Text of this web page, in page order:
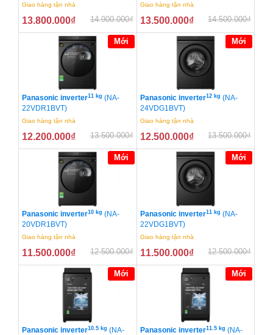
Giao hàng tận nhà
13.800.000₫ 14.900.000₫
Giao hàng tận nhà
13.500.000₫ 14.500.000₫
Mới
Panasonic inverter11 kg (NA-
22VDR1BVT)
Giao hàng tận nhà
12.200.000₫ 13.500.000₫
Mới
Panasonic inverter12 kg (NA-
24VDG1BVT)
Giao hàng tận nhà
12.500.000₫ 13.500.000₫
Mới
Panasonic inverter10 kg (NA-
20VDR1BVT)
Giao hàng tận nhà
11.500.000₫ 12.500.000₫
Mới
Panasonic inverter11 kg (NA-
22VDG1BVT)
Giao hàng tận nhà
11.500.000₫ 12.500.000₫
Mới
Panasonic inverter10.5 kg (NA-
Mới
Panasonic inverter11.5 kg (NA-